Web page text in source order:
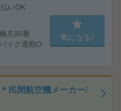
いOK
爪90番
イク通勤O
気になる!
民間航空機メーカー/